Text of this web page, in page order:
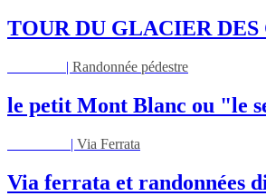
TOUR DU GLACIER DES
| Randonnée pédestre
le petit Mont Blanc ou "le
| Via Ferrata
Via ferrata et randonnées